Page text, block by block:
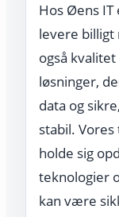
Hos Øens
levere
også
løsninger,
data og
stabil.
holde sig
teknologier
kan være